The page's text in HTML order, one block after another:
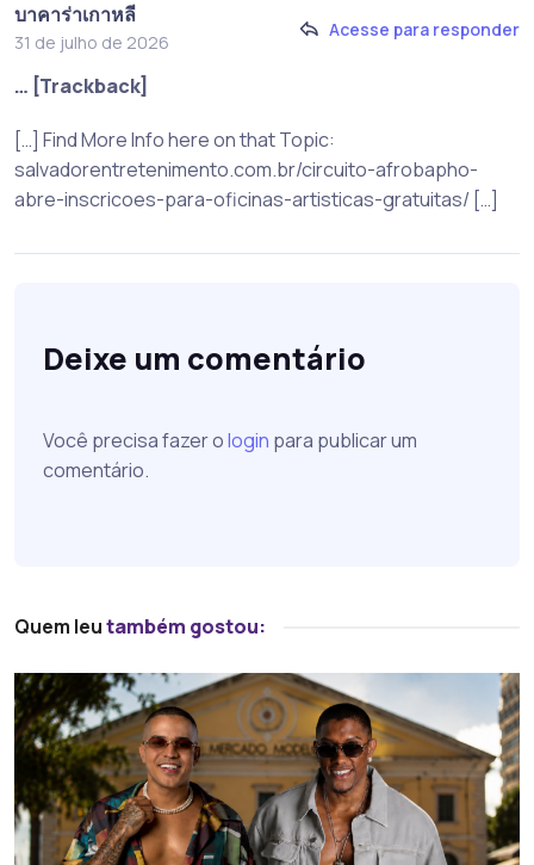
บาคาร่าเกาหลี
31 de julho de 2026
Acesse para responder
… [Trackback]
[…] Find More Info here on that Topic:
salvadorentretenimento.com.br/circuito-afrobapho-
abre-inscricoes-para-oficinas-artisticas-gratuitas/ […]
Deixe um comentário
Você precisa fazer ologin para publicar um
comentário.
Quem leutambém gostou: